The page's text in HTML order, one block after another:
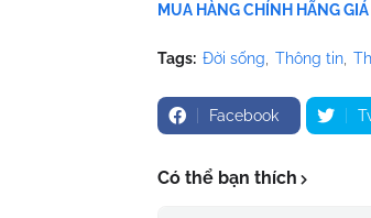
MUA HÀNG CHÍNH HÃNG GIÁ
Tags: Đời sống Thông tin
Facebook
Có thể bạn thích